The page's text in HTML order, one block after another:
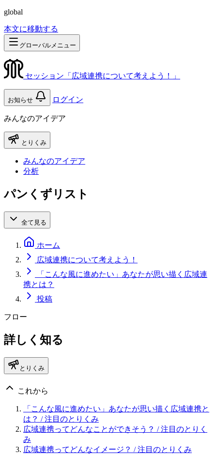
global
本文に移動する
グローバルメニュー
セッション「広域連携について考えよう！」
お知らせ ログイン
みんなのアイデア
とりくみ
みんなのアイデア
分析
パンくずリスト
全て見る
ホーム
広域連携について考えよう！
「こんな風に進めたい」あなたが思い描く広域連
携とは？
投稿
フロー
詳しく知る
とりくみ
これから
「こんな風に進めたい」あなたが思い描く広域連携と
は？ / 注目のとりくみ
広域連携ってどんなことができそう？ / 注目のとりく
み
広域連携ってどんなイメージ？ / 注目のとりくみ